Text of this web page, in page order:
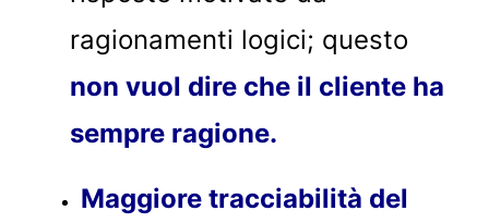
ragionamenti logici; questo
non vuol dire che il cliente ha
sempre ragione.
Maggiore tracciabilità del